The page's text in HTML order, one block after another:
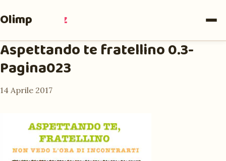
Olimpia Ruiz
Aspettando te fratellino 0.3-
Pagina023
14 Aprile 2017